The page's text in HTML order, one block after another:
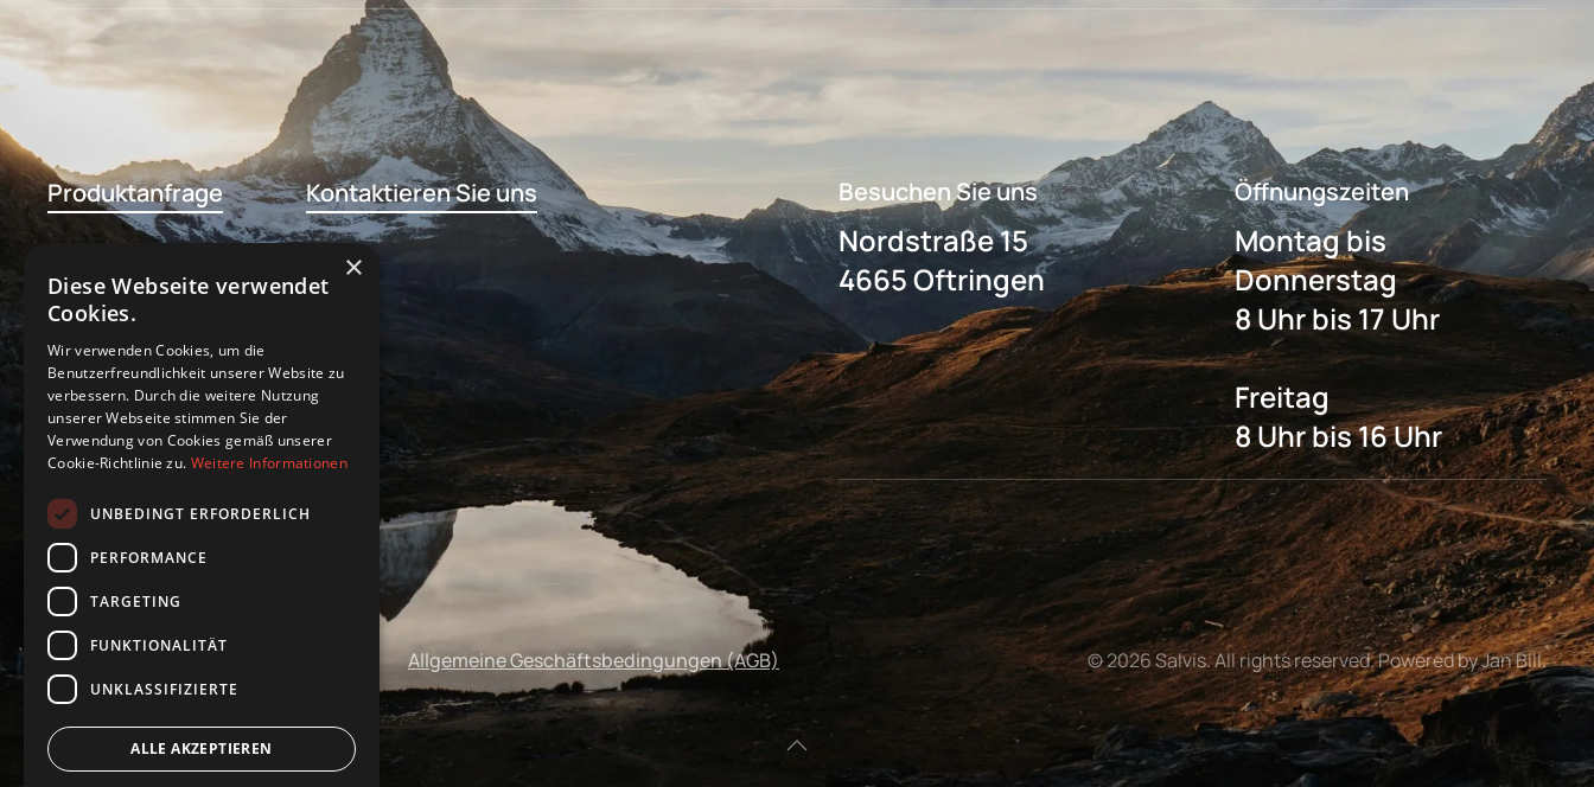
Produktanfrage Kontaktieren Sie uns Besuchen Sie uns
Nordstraße 15
4665 Oftringen
Öffnungszeiten
Montag bis
Donnerstag
8 Uhr bis 17 Uhr
Freitag
8 Uhr bis 16 Uhr
Impressum Allgemeine Geschäftsbedingungen (AGB) ©2026Salvis. All rights reserved. Powered by Jan Bill.
×
Diese Webseite verwendet
Cookies.
Wir verwenden Cookies, um die
Benutzerfreundlichkeit unserer Website zu
verbessern. Durch die weitere Nutzung
unserer Webseite stimmen Sie der
Verwendung von Cookies gemäß unserer
Cookie-Richtlinie zu. Weitere Informationen
UNBEDINGT ERFORDERLICH
PERFORMANCE
TARGETING
FUNKTIONALITÄT
UNKLASSIFIZIERTE
ALLE AKZEPTIEREN